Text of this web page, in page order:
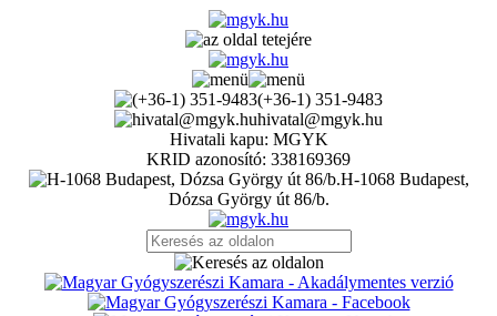
(+36-1) 351-9483
hivatal@mgyk.hu
Hivatali kapu: MGYK
KRID azonosító: 338169369
H-1068 Budapest,
Dózsa György út 86/b.